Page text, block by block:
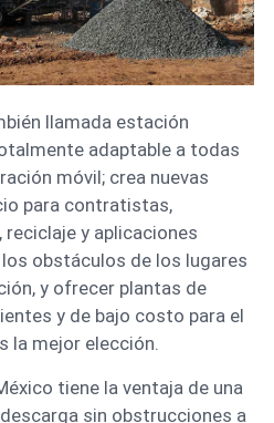
llamada estación
adaptable a todas
móvil; crea nuevas
para contratistas,
y aplicaciones
obstáculos de los lugares
y ofrecer plantas de
y de bajo costo para el
la mejor elección.
tiene la ventaja de una
sin obstrucciones a